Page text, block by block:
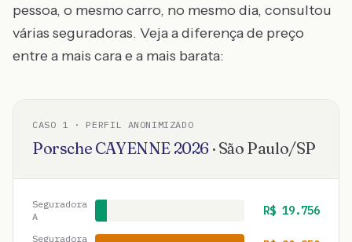
pessoa, o mesmo carro, no mesmo dia, consultou
várias seguradoras. Veja a diferença de preço
entre a mais cara e a mais barata:
CASO 1 · PERFIL ANONIMIZADO
Porsche CAYENNE 2026 · São Paulo/SP
Seguradora
A
R$ 19.756
Seguradora